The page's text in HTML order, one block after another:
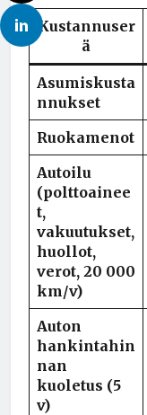
Kustannuser
ä
Asumiskusta
nnukset
Ruokamenot
Autoilu
(polttoainee
t,
vakuutukset,
huollot,
verot, 20 000
km/v)
Auton
hankintahin
nan
kuoletus (5
v)